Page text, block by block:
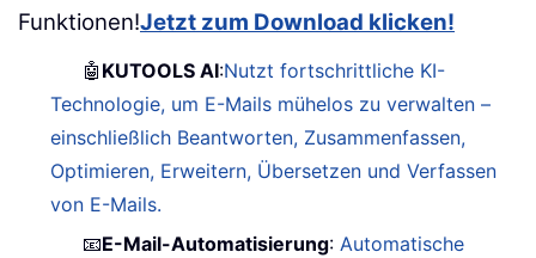
Funktionen!Jetzt zum Download klicken!
🤖 KUTOOLS AI:Nutzt fortschrittliche KI-
Technologie, um E-Mails mühelos zu verwalten –
einschließlich Beantworten, Zusammenfassen,
Optimieren, Erweitern, Übersetzen und Verfassen
von E-Mails.
📧E-Mail-Automatisierung:Automatische